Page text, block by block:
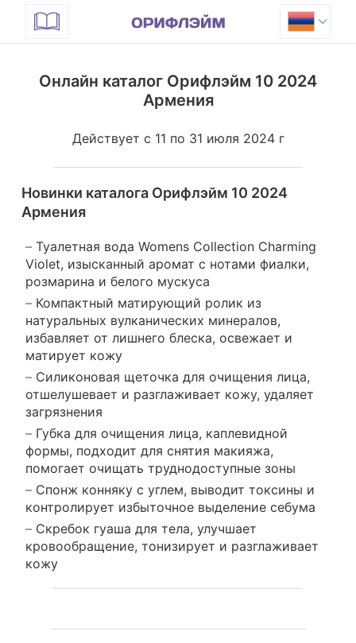
Онлайн каталог Орифлэйм 10 2024
Армения
Действует с 11 по 31 июля 2024 г
Новинки каталога Орифлэйм 10 2024
Армения
Туалетная вода Womens Collection Charming
Violet, изысканный аромат с нотами фиалки,
розмарина и белого мускуса
Компактный матирующий ролик из
натуральных вулканических минералов,
избавляет от лишнего блеска, освежает и
матирует кожу
Силиконовая щеточка для очищения лица,
отшелушевает и разглаживает кожу, удаляет
загрязнения
Губка для очищения лица, каплевидной
формы, подходит для снятия макияжа,
помогает очищать труднодоступные зоны
Спонж конняку с углем, выводит токсины и
контролирует избыточное выделение себума
Скребок гуаша для тела, улучшает
кровообращение, тонизирует и разглаживает
кожу